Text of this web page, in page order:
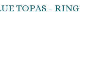
TOPAS - RING